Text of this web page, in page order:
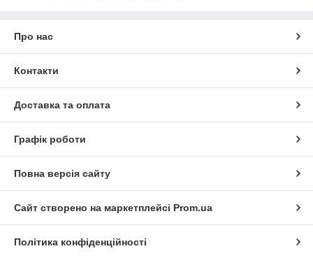
Про нас
Контакти
Доставка та оплата
Графік роботи
Повна версія сайту
Сайт створено на маркетплейсі Prom.ua
Політика конфіденційності